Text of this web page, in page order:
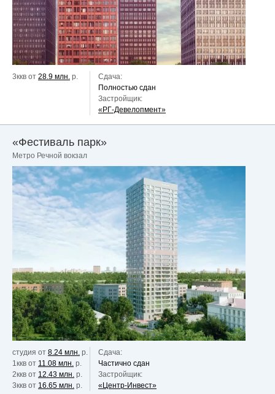
3ккв от 28.9 млн. р.
Сдача:
Полностью сдан
Застройщик:
«РГ-Девелопмент»
«Фестиваль парк»
Метро Речной вокзал
студия от 8.24 млн. р.
1ккв от 11.08 млн. р.
2ккв от 12.43 млн. р.
3ккв от 16.65 млн. р.
Сдача:
Частично сдан
Застройщик:
«Центр-Инвест»